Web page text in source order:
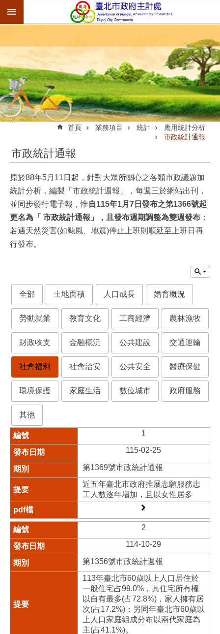
跳到主要內容區塊
:::
首頁 業務項目 統計
應用統計分析
市政統計通報
市政統計通報
原於88年5月11日起，針對大眾所關心之各類市政議題加
統計分析，編製「市政統計週報」，每週三於網站出刊，
並同步發行電子報，惟自115年1月7日發布之第1366號起
更名為「 市政統計通報」，且發布週期調整為雙週發布 ；
若遇天然災害(如颱風、地震)停止上班則順延至上班日再
行發布。
全部 土地面積 人口成長 婚育概況
勞動就業 教育文化 工商經濟 農林漁牧
財政收支 金融概況 公共建設 交通運輸
社會福利 社會治安 公共安全 醫療保健
環境保護 家庭生活 數位城市 政府服務
其他
1
115-02-25
第1369號市政統計通報
近五年臺北市政府推展志願服務志
工人數逐年增加，且以女性居多
2
114-10-29
第1356號市政統計週報
113年臺北市60歲以上人口居住於
一般住宅占99.0%，其住宅所有權
以自有最多(占72.8%)，家人擁有居
次(占17.2%)；另同年臺北市60歲以
上人口家庭組成分布以兩代家庭為
主(占41.1%)。